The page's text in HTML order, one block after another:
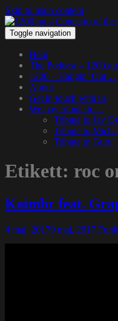
Skip to main content
Toggle navigation
Hem
The Podcast – 1200.nu
1200 – Hangin’ Out…
About
Get in touch with us
We pay tribute to…
Tribute to Jay
Tribute to
Tribute to Guru
Etikett: roc
Kaimbr feat.
4 maj, 20179 maj, 2017